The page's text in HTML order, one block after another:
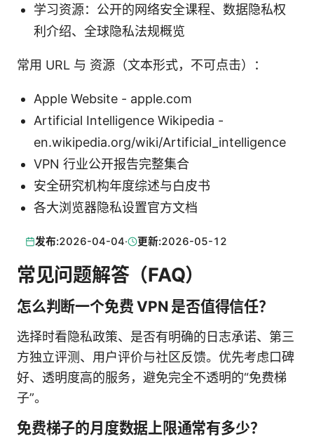
学习资源：公开的网络安全课程、数据隐私权
利介绍、全球隐私法规概览
常用 URL 与 资源（文本形式，不可点击）：
Apple Website - apple.com
Artificial Intelligence Wikipedia -
en.wikipedia.org/wiki/Artificial_intelligence
VPN 行业公开报告完整集合
安全研究机构年度综述与白皮书
各大浏览器隐私设置官方文档
发布:2026-04-04· 更新:2026-05-12
常见问题解答（FAQ）
怎么判断一个免费 VPN 是否值得信任？
选择时看隐私政策、是否有明确的日志承诺、第三
方独立评测、用户评价与社区反馈。优先考虑口碑
好、透明度高的服务，避免完全不透明的“免费梯
子”。
免费梯子的月度数据上限通常有多少？